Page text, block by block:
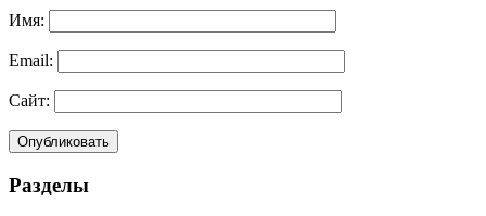
Имя:
Email:
Сайт:
Разделы